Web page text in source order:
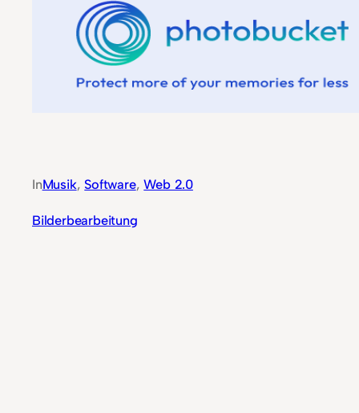
InMusik, Software, Web 2.0
Bilderbearbeitung